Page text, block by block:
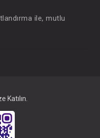
ile, mutlu
Katılın.